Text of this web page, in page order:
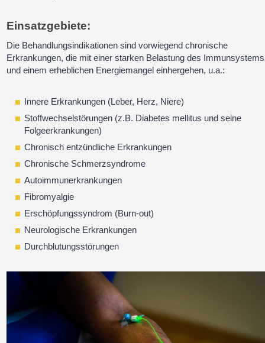
Einsatzgebiete:
Die Behandlungsindikationen sind vorwiegend chronische
Erkrankungen, die mit einer starken Belastung des Immunsystems
und einem erheblichen Energiemangel einhergehen, u.a.:
Innere Erkrankungen (Leber, Herz, Niere)
Stoffwechselstörungen (z.B. Diabetes mellitus und seine
Folgeerkrankungen)
Chronisch entzündliche Erkrankungen
Chronische Schmerzsyndrome
Autoimmunerkrankungen
Fibromyalgie
Erschöpfungssyndrom (Burn-out)
Neurologische Erkrankungen
Durchblutungsstörungen